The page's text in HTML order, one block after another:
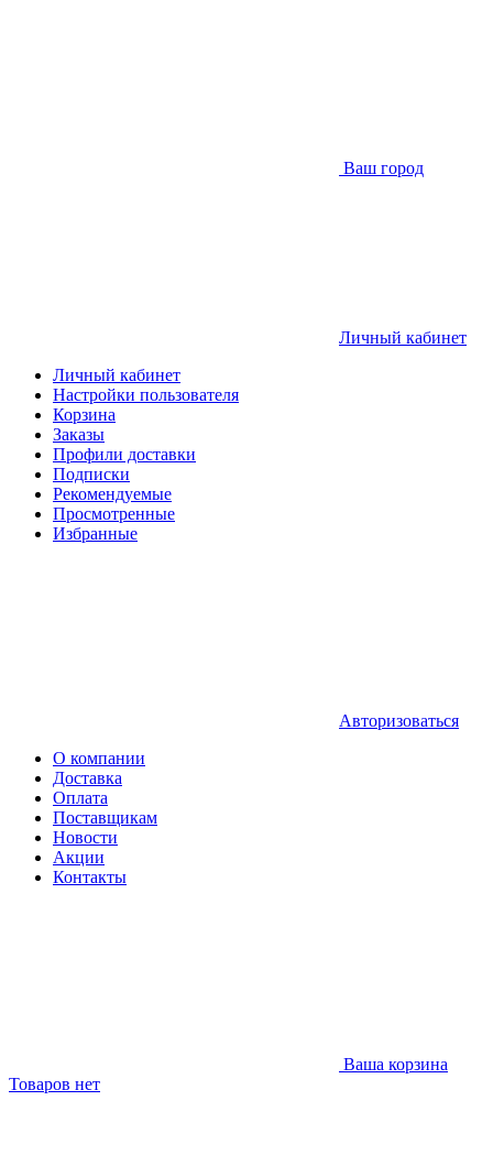
Ваш город
Личный кабинет
Личный кабинет
Настройки пользователя
Корзина
Заказы
Профили доставки
Подписки
Рекомендуемые
Просмотренные
Избранные
Авторизоваться
О компании
Доставка
Оплата
Поставщикам
Новости
Акции
Контакты
Ваша корзина
Товаров нет